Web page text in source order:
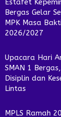
Estafet
Bergas Gelar
MPK Masa
2026/2027
Upacara Hari
SMAN 1
Disiplin dan
Lintas
MPLS Ramah